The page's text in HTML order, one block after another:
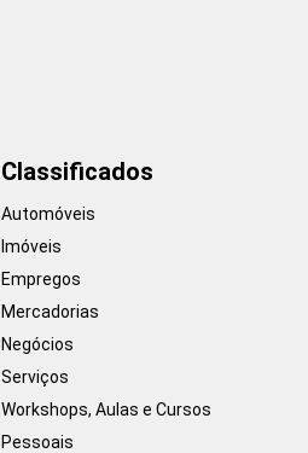
Classificados
Automóveis
Imóveis
Empregos
Mercadorias
Negócios
Serviços
Workshops, Aulas e Cursos
Pessoais